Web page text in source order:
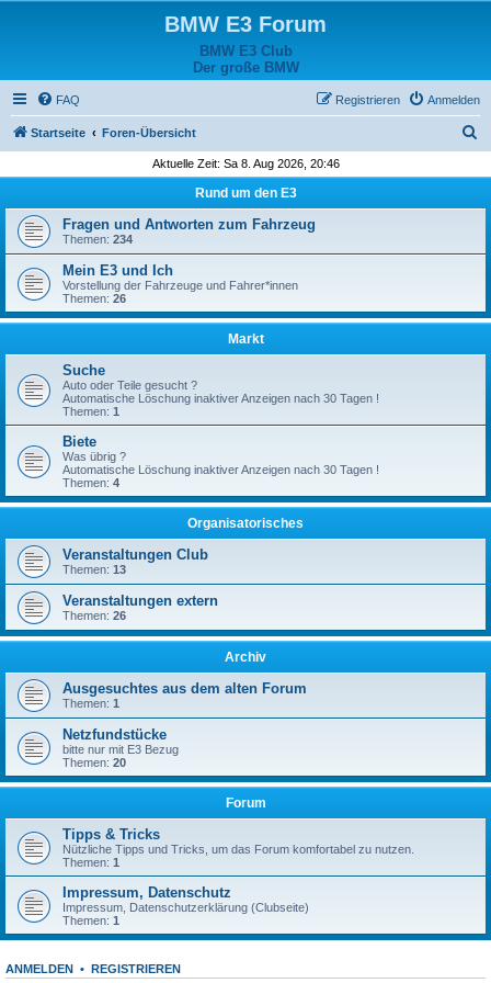
BMW E3 Forum
BMW E3 Club
Der große BMW
FAQ Anmelden
Registrieren
Startseite Foren-Übersicht
h
Aktuelle Zeit: Sa 8. Aug 2026, 20:46
Rund um den E3
Fragen und Antworten zum Fahrzeug
Themen: 234
Mein E3 und Ich
Vorstellung der Fahrzeuge und Fahrer*innen
Themen: 26
Markt
Suche
Auto oder Teile gesucht ?
Automatische Löschung inaktiver Anzeigen nach 30 Tagen !
Themen: 1
Biete
Was übrig ?
Automatische Löschung inaktiver Anzeigen nach 30 Tagen !
Themen: 4
Organisatorisches
Veranstaltungen Club
Themen: 13
Veranstaltungen extern
Themen: 26
Archiv
Ausgesuchtes aus dem alten Forum
Themen: 1
Netzfundstücke
bitte nur mit E3 Bezug
Themen: 20
Forum
Tipps & Tricks
Nützliche Tipps und Tricks, um das Forum komfortabel zu nutzen.
Themen: 1
Impressum, Datenschutz
Impressum, Datenschutzerklärung (Clubseite)
Themen: 1
ANMELDEN • REGISTRIEREN